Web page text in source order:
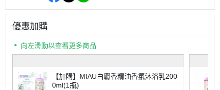
優惠加購
向左滑動以查看更多商品
【加購】MIAU白麝香精油香氛沐浴乳200
0ml(1瓶)